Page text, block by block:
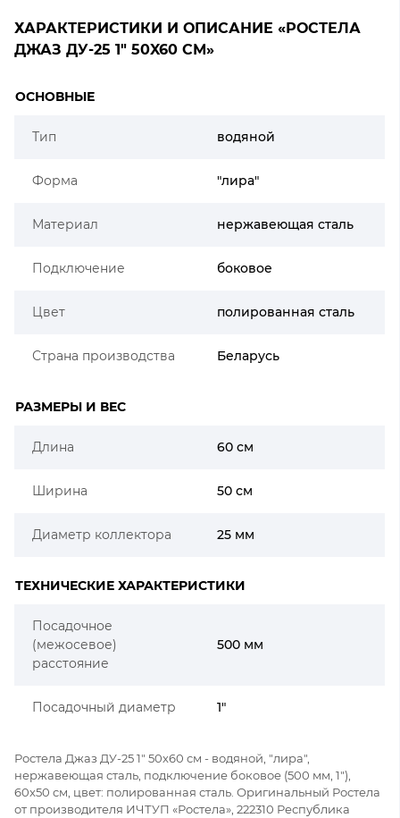
ХАРАКТЕРИСТИКИ И ОПИСАНИЕ «РОСТЕЛА
ДЖАЗ ДУ-25 1" 50X60 СМ»
ОСНОВНЫЕ
Тип водяной
Форма "лира"
Материал нержавеющая сталь
Подключение боковое
Цвет полированная сталь
Страна производства Беларусь
РАЗМЕРЫ И ВЕС
Длина 60 см
Ширина 50 см
Диаметр коллектора 25 мм
ТЕХНИЧЕСКИЕ ХАРАКТЕРИСТИКИ
Посадочное
(межосевое)
расстояние
500 мм
Посадочный диаметр 1"
Ростела Джаз ДУ-25 1" 50x60 см - водяной, "лира",
нержавеющая сталь, подключение боковое (500 мм, 1"),
60x50 см, цвет: полированная сталь. Оригинальный Ростела
от производителя ИЧТУП «Ростела», 222310 Республика